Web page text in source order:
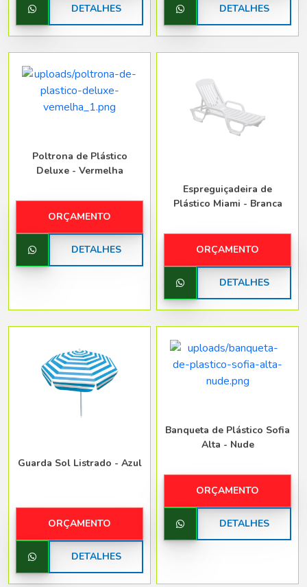
DETALHES DETALHES
Poltrona de Plástico
Deluxe - Vermelha
ORÇAMENTO
DETALHES
Espreguiçadeira de
Plástico Miami - Branca
ORÇAMENTO
DETALHES
Guarda Sol Listrado - Azul
ORÇAMENTO
DETALHES
Banqueta de Plástico Sofia
Alta - Nude
ORÇAMENTO
DETALHES